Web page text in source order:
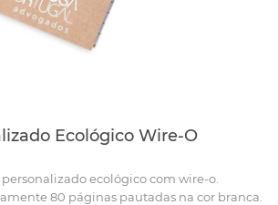
Ecológico Wire-O
ecológico com wire-o.
80 páginas pautadas na cor branca.